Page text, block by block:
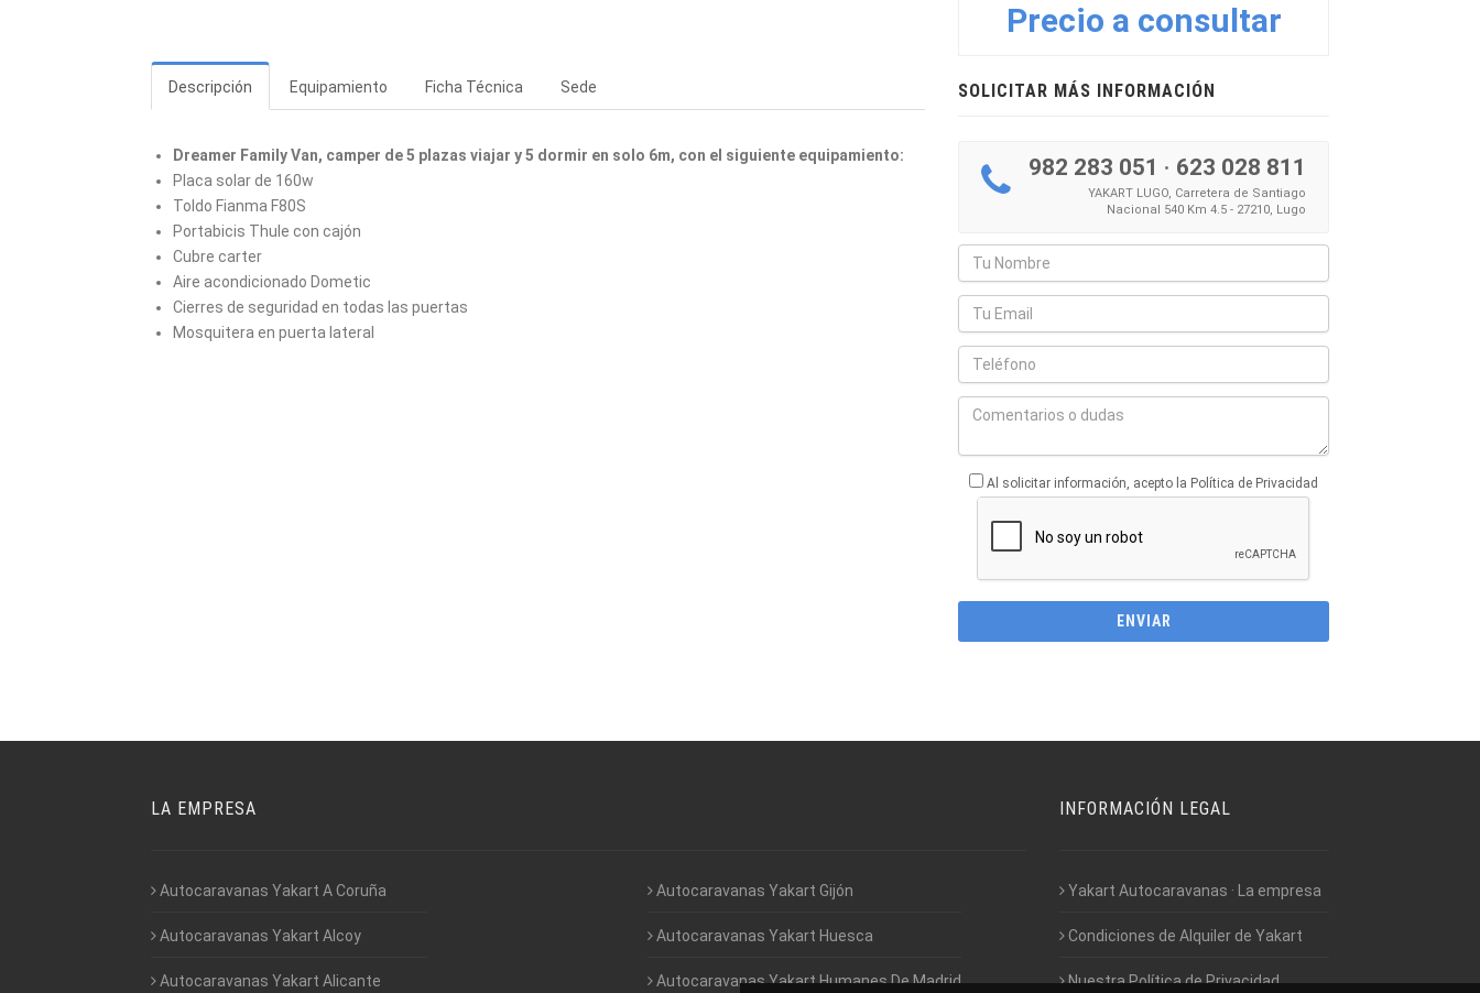
Descripción Equipamiento Ficha Técnica Sede
Dreamer Family Van, camper de 5 plazas viajar y 5 dormir en solo 6m, con el siguiente equipamiento:
Placa solar de 160w
Toldo Fianma F80S
Portabicis Thule con cajón
Cubre carter
Aire acondicionado Dometic
Cierres de seguridad en todas las puertas
Mosquitera en puerta lateral
Precio a consultar
SOLICITAR MÁS INFORMACIÓN
982 283 051 · 623 028 811
YAKART LUGO, Carretera de Santiago
Nacional 540 Km 4.5 - 27210, Lugo
Al solicitar información, acepto la Política de Privacidad
LA EMPRESA
Autocaravanas Yakart A Coruña
Autocaravanas Yakart Alcoy
Autocaravanas Yakart Alicante
Autocaravanas Yakart Gijón
Autocaravanas Yakart Huesca
Autocaravanas Yakart Humanes De Madrid
INFORMACIÓN LEGAL
Yakart Autocaravanas · La empresa
Condiciones de Alquiler de Yakart
Nuestra Política de Privacidad